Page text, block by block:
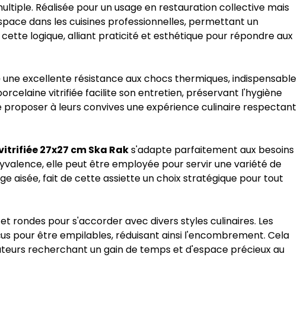
Réalisée pour un usage en restauration collective mais
dans les cuisines professionnelles, permettant un
logique, alliant praticité et esthétique pour répondre aux
excellente résistance aux chocs thermiques, indispensable
vitrifiée facilite son entretien, préservant l'hygiène
à leurs convives une expérience culinaire respectant
27x27 cm Ska Raks'adapte parfaitement aux besoins
elle peut être employée pour servir une variété de
aisée, fait de cette assiette un choix stratégique pour tout
rondes pour s'accorder avec divers styles culinaires. Les
pour être empilables, réduisant ainsi l'encombrement. Cela
recherchant un gain de temps et d'espace précieux au